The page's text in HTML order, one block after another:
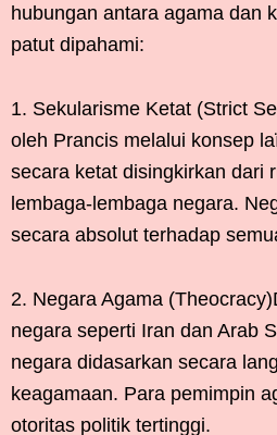
hubungan antara agama dan
patut dipahami:
1. Sekularisme Ketat (Strict
oleh Prancis melalui konsep
secara ketat disingkirkan dari
lembaga-lembaga negara.
secara absolut terhadap
2. Negara Agama
negara seperti Iran dan Arab
negara didasarkan secara
keagamaan. Para pemimpin
otoritas politik tertinggi.